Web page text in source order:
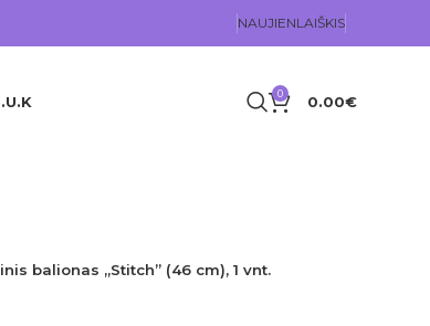
NAUJIENLAIŠKIS
0 0.00€
balionas „Stitch” (46 cm), 1 vnt.